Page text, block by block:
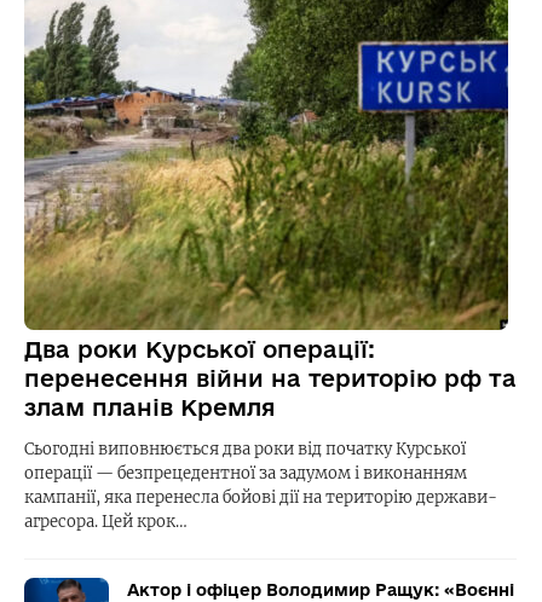
Два роки Курської операції:
перенесення війни на територію рф та
злам планів Кремля
Сьогодні виповнюється два роки від початку Курської
операції — безпрецедентної за задумом і виконанням
кампанії, яка перенесла бойові дії на територію держави-
агресора. Цей крок…
Актор і офіцер Володимир Ращук: «Воєнні